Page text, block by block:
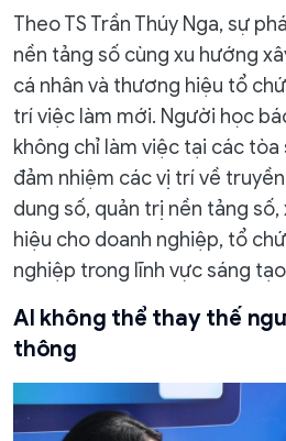
Theo TS Trần Thúy Nga, sự
nền tảng số cùng xu hướng
cá nhân và thương hiệu tổ
trí việc làm mới. Người học
không chỉ làm việc tại các
đảm nhiệm các vị trí về
dung số, quản trị nền tảng
hiệu cho doanh nghiệp, tổ
nghiệp trong lĩnh vực sáng
AI không thể thay thế
thông